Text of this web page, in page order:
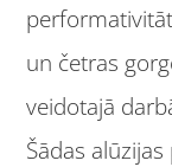
un četras
veidotajā
Šādas